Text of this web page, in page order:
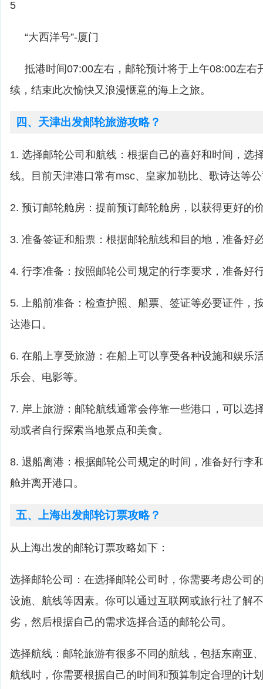
5
“大西洋号”-厦门
抵港时间07:00左右，邮轮预计将于上午08:00左右
续，结束此次愉快又浪漫惬意的海上之旅。
四、天津出发邮轮旅游攻略？
1. 选择邮轮公司和航线：根据自己的喜好和时间，选
线。目前天津港口常有msc、皇家加勒比、歌诗达等
2. 预订邮轮舱房：提前预订邮轮舱房，以获得更好的
3. 准备签证和船票：根据邮轮航线和目的地，准备好
4. 行李准备：按照邮轮公司规定的行李要求，准备好
5. 上船前准备：检查护照、船票、签证等必要证件，
达港口。
6. 在船上享受旅游：在船上可以享受各种设施和娱乐
乐会、电影等。
7. 岸上旅游：邮轮航线通常会停靠一些港口，可以选
动或者自行探索当地景点和美食。
8. 退船离港：根据邮轮公司规定的时间，准备好行李
舱并离开港口。
五、上海出发邮轮订票攻略？
从上海出发的邮轮订票攻略如下：
选择邮轮公司：在选择邮轮公司时，你需要考虑公司
设施、航线等因素。你可以通过互联网或旅行社了解
劣，然后根据自己的需求选择合适的邮轮公司。
选择航线：邮轮旅游有很多不同的航线，包括东南亚
航线时，你需要根据自己的时间和预算制定合理的计